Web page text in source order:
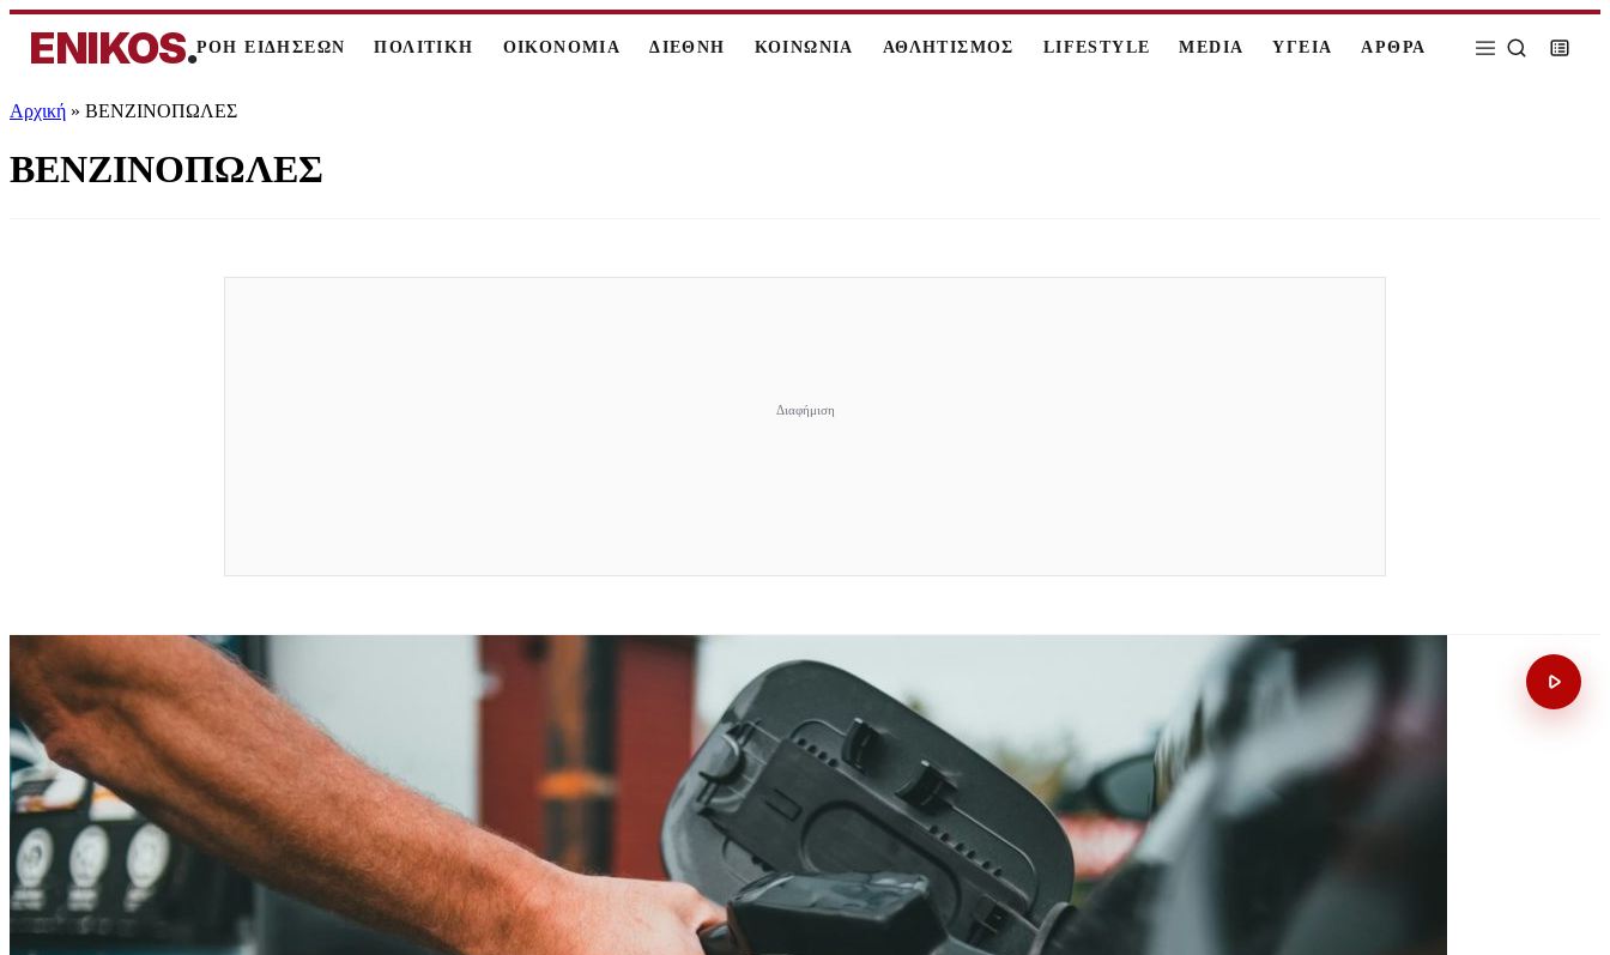
ENIKOS.ΡΟΗ ΕΙΔΗΣΕΩΝ ΠΟΛΙΤΙΚΗ ΟΙΚΟΝΟΜΙΑ ΔΙΕΘΝΗ ΚΟΙΝΩΝΙΑ ΑΘΛΗΤΙΣΜΟΣ LIFESTYLE MEDIA ΥΓΕΙΑ ΑΡΘΡΑ
Αρχική » ΒΕΝΖΙΝΟΠΩΛΕΣ
ΒΕΝΖΙΝΟΠΩΛΕΣ